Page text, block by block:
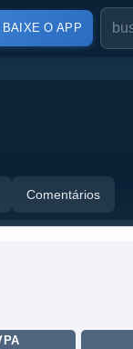
BAIXE O APP
Comentários